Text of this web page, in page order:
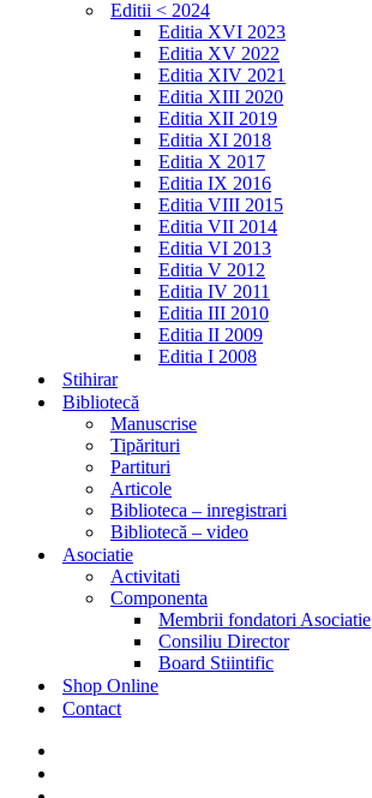
Editii < 2024
Editia XVI 2023
Editia XV 2022
Editia XIV 2021
Editia XIII 2020
Editia XII 2019
Editia XI 2018
Editia X 2017
Editia IX 2016
Editia VIII 2015
Editia VII 2014
Editia VI 2013
Editia V 2012
Editia IV 2011
Editia III 2010
Editia II 2009
Editia I 2008
Stihirar
Bibliotecă
Manuscrise
Tipărituri
Partituri
Articole
Biblioteca – inregistrari
Bibliotecă – video
Asociatie
Activitati
Componenta
Membrii fondatori Asociatie
Consiliu Director
Board Stiintific
Shop Online
Contact